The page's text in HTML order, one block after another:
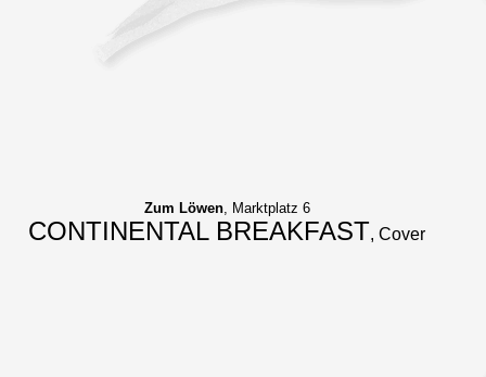
Zum Löwen, Marktplatz 6
CONTINENTAL BREAKFAST, Cover